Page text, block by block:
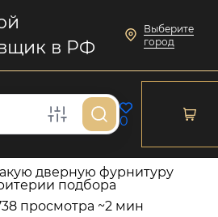
в РФ
Выберите
город
0
дверную фурнитуру
подбора
просмотра ~2 мин